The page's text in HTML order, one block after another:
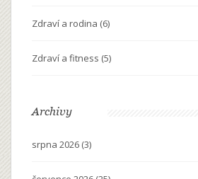
Zdraví a rodina (6)
Zdraví a fitness (5)
Archivy
srpna 2026 (3)